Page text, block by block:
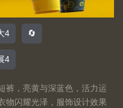
4 🔄
4
裤，亮黄与深蓝色，活力运
物闪耀光泽，服饰设计效果